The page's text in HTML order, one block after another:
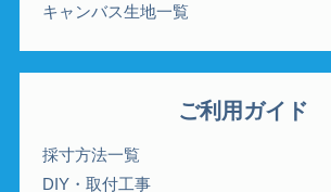
キャンバス生地一覧
ご利用ガイド
採寸方法一覧
DIY・取付工事